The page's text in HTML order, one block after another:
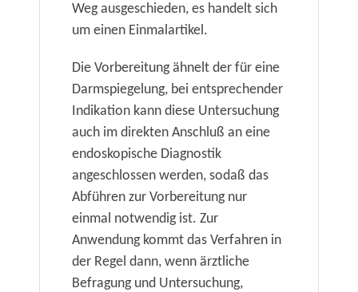
Weg ausgeschieden, es handelt sich
um einen Einmalartikel.
Die Vorbereitung ähnelt der für eine
Darmspiegelung, bei entsprechender
Indikation kann diese Untersuchung
auch im direkten Anschluß an eine
endoskopische Diagnostik
angeschlossen werden, sodaß das
Abführen zur Vorbereitung nur
einmal notwendig ist. Zur
Anwendung kommt das Verfahren in
der Regel dann, wenn ärztliche
Befragung und Untersuchung,